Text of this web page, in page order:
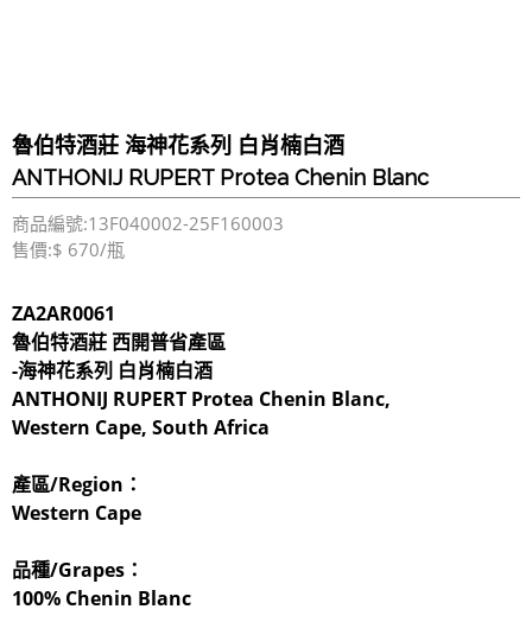
魯伯特酒莊 海神花系列 白肖楠白酒
ANTHONIJ RUPERT Protea Chenin Blanc
商品編號:13F040002-25F160003
售價:$ 670/瓶
ZA2AR0061
魯伯特酒莊 西開普省產區
-海神花系列 白肖楠白酒
ANTHONIJ RUPERT Protea Chenin Blanc,
Western Cape, South Africa
產區/Region：
Western Cape
品種/Grapes：
100% Chenin Blanc